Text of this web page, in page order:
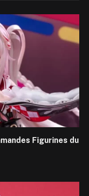
Figurines du